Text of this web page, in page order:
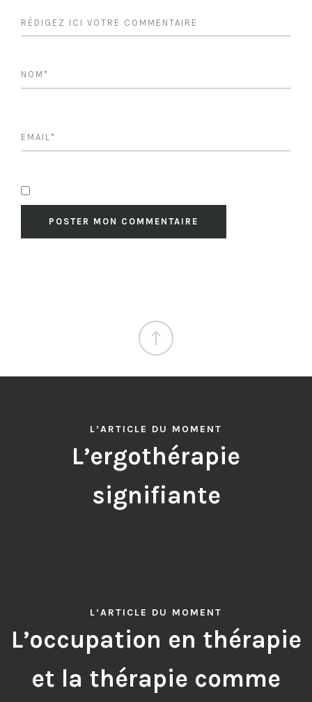
L’ARTICLE DU MOMENT
L’ergothérapie
signifiante
L’ARTICLE DU MOMENT
L’occupation en thérapie
et la thérapie comme